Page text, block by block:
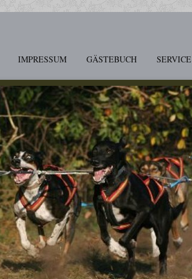
IMPRESSUM GÄSTEBUCH SERVICE